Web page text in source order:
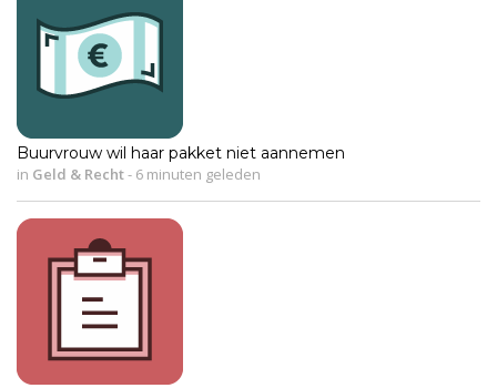
Buurvrouw wil haar pakket niet aannemen
in Geld & Recht- 6 minuten geleden